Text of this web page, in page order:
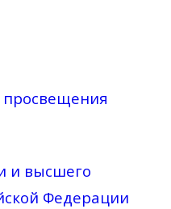
и высшего
Федерации